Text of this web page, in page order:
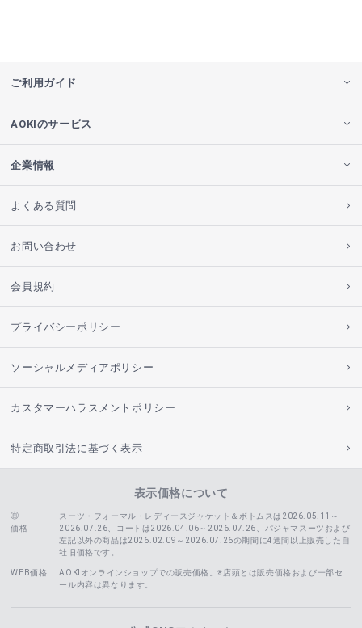
ご利用ガイド
AOKIのサービス
企業情報
よくある質問
お問い合わせ
会員規約
プライバシーポリシー
ソーシャルメディアポリシー
カスタマーハラスメントポリシー
特定商取引法に基づく表示
表示価格について
価格
スーツ・フォーマル・レディースジャケット＆ボトムスは2026.05.11～
2026.07.26、コートは2026.04.06～2026.07.26、
パジャマスーツおよび
左記以外の商品は2026.02.09～2026.07.26の期間に4週間以上販売した自
社旧価格です。
WEB価格
AOKIオンラインショップでの販売価格。※店頭とは販売価格および一部セ
ール内容は異なります。